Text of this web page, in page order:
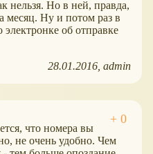
нельзя. Но в ней, правда,
месяц. Ну и потом раз в
об отправке
28.01.2016 admin
что номера вы
не очень удобно. Чем